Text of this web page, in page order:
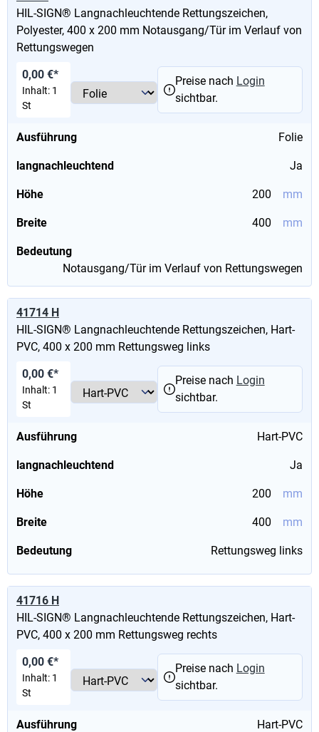
HIL-SIGN® Langnachleuchtende Rettungszeichen,
Polyester, 400 x 200 mm Notausgang/Tür im Verlauf von
Rettungswegen
Ausführung Folie
langnachleuchtend Ja
Höhe 200 mm
Breite 400 mm
Bedeutung
Notausgang/Tür im Verlauf von Rettungswegen
0,00 €*
Inhalt: 1
St
Preise nach Login
sichtbar.
41714 H
HIL-SIGN® Langnachleuchtende Rettungszeichen, Hart-
PVC, 400 x 200 mm Rettungsweg links
Ausführung Hart-PVC
langnachleuchtend Ja
Höhe 200 mm
Breite 400 mm
Bedeutung Rettungsweg links
0,00 €*
Inhalt: 1
St
Preise nach Login
sichtbar.
41716 H
HIL-SIGN® Langnachleuchtende Rettungszeichen, Hart-
PVC, 400 x 200 mm Rettungsweg rechts
Ausführung Hart-PVC
0,00 €*
Inhalt: 1
St
Preise nach Login
sichtbar.